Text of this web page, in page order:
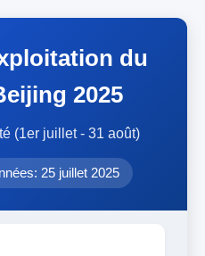
du
2025
(1er juillet - 31 août)
25 juillet 2025